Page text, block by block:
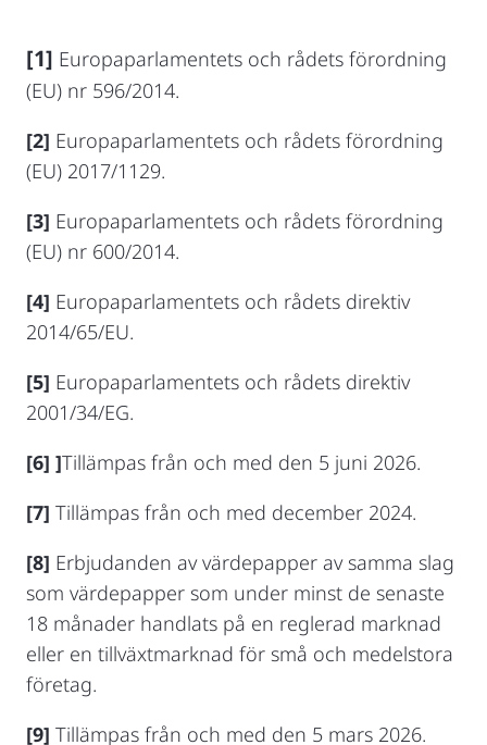
[1] Europaparlamentets och rådets förordning
(EU) nr 596/2014.
[2] Europaparlamentets och rådets förordning
(EU) 2017/1129.
[3] Europaparlamentets och rådets förordning
(EU) nr 600/2014.
[4] Europaparlamentets och rådets direktiv
2014/65/EU.
[5] Europaparlamentets och rådets direktiv
2001/34/EG.
[6] ]Tillämpas från och med den 5 juni 2026.
[7] Tillämpas från och med december 2024.
[8] Erbjudanden av värdepapper av samma slag
som värdepapper som under minst de senaste
18 månader handlats på en reglerad marknad
eller en tillväxtmarknad för små och medelstora
företag.
[9] Tillämpas från och med den 5 mars 2026.